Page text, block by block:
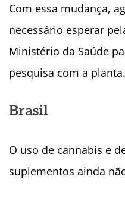
Com essa mudança,
necessário esperar
Ministério da Saúde
pesquisa com a planta.
Brasil
O uso de cannabis e
suplementos ainda